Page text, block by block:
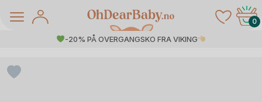
0
-20% PÅ OVERGANGSKO FRA VIKING